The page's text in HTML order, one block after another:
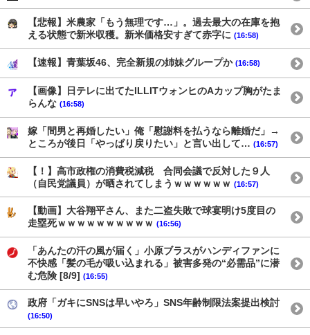
【悲報】米農家「もう無理です…」。過去最大の在庫を抱
える状態で新米収穫。新米価格安すぎて赤字に (16:58)
【速報】青葉坂46、完全新規の姉妹グループか (16:58)
【画像】日テレに出てたILLITウォンヒのAカップ胸がたま
らんな (16:58)
嫁「間男と再婚したい」俺「慰謝料を払うなら離婚だ」→
ところが後日「やっぱり戻りたい」と言い出して… (16:57)
【！】高市政権の消費税減税 合同会議で反対した９人
（自民党議員）が晒されてしまうｗｗｗｗｗｗ (16:57)
【動画】大谷翔平さん、また二盗失敗で球宴明け5度目の
走塁死ｗｗｗｗｗｗｗｗｗｗ (16:56)
「あんたの汗の風が届く」小原ブラスがハンディファンに
不快感「髪の毛が吸い込まれる」被害多発の“必需品”に潜
む危険 [8/9] (16:55)
政府「ガキにSNSは早いやろ」SNS年齢制限法案提出検討
(16:50)